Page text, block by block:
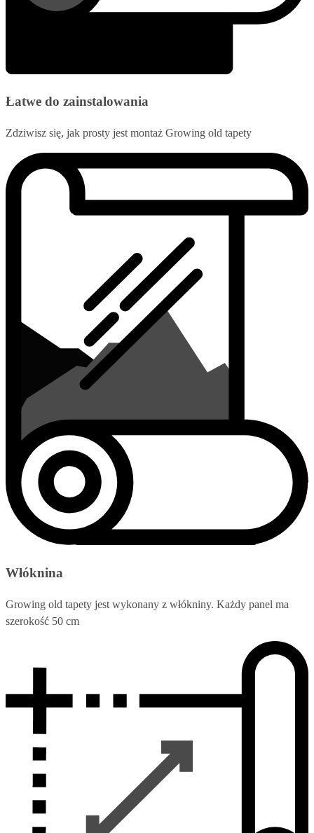
Łatwe do zainstalowania
Zdziwisz się, jak prosty jest montaż Growing old tapety
Włóknina
Growing old tapety jest wykonany z włókniny. Każdy panel ma
szerokość 50 cm